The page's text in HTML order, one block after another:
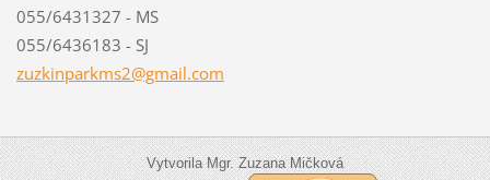
055/6431327 - MS
055/6436183 - SJ
zuzkinparkms2@gmail.com
Vytvorila Mgr. Zuzana Mičková